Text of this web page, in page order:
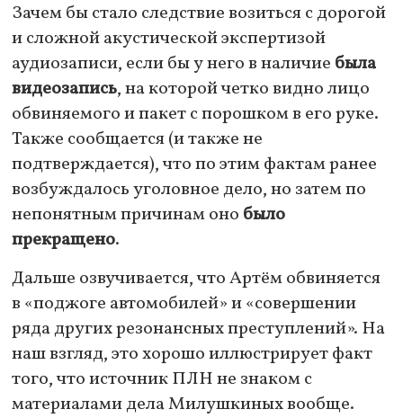
Зачем бы стало следствие возиться с дорогой
и сложной акустической экспертизой
аудиозаписи, если бы у него в наличие была
видеозапись, на которой четко видно лицо
обвиняемого и пакет с порошком в его руке.
Также сообщается (и также не
подтверждается), что по этим фактам ранее
возбуждалось уголовное дело, но затем по
непонятным причинам оно было
прекращено.
Дальше озвучивается, что Артём обвиняется
в «поджоге автомобилей» и «совершении
ряда других резонансных преступлений». На
наш взгляд, это хорошо иллюстрирует факт
того, что источник ПЛН не знаком с
материалами дела Милушкиных вообще.